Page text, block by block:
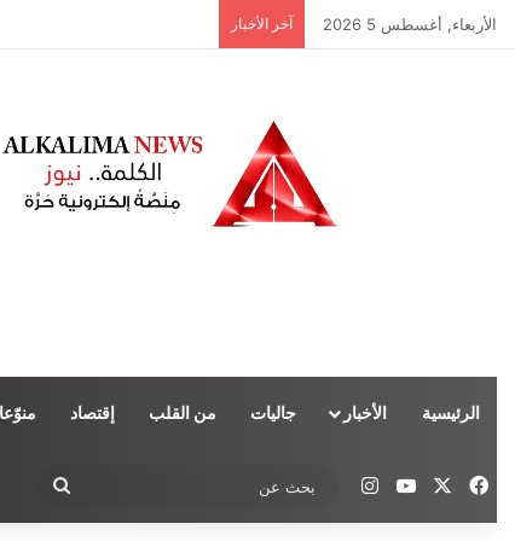
الأربعاء, أغسطس 5 2026 آخر الأخبار
الرئيسية الأخبار جاليات من القلب إقتصاد
فيسبوك ‫YouTubeانستقرام
عن